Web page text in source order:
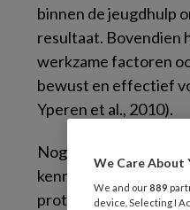
binnen de jeugdhulp
resultaat. Bovendien
werkzame factoren
bewust en effectief
Yperen et al., 2010).
Nog een veelgehoord
kennis niet moeten
protocollair zou zijn
We Care About
We and our889
device. Selecting I